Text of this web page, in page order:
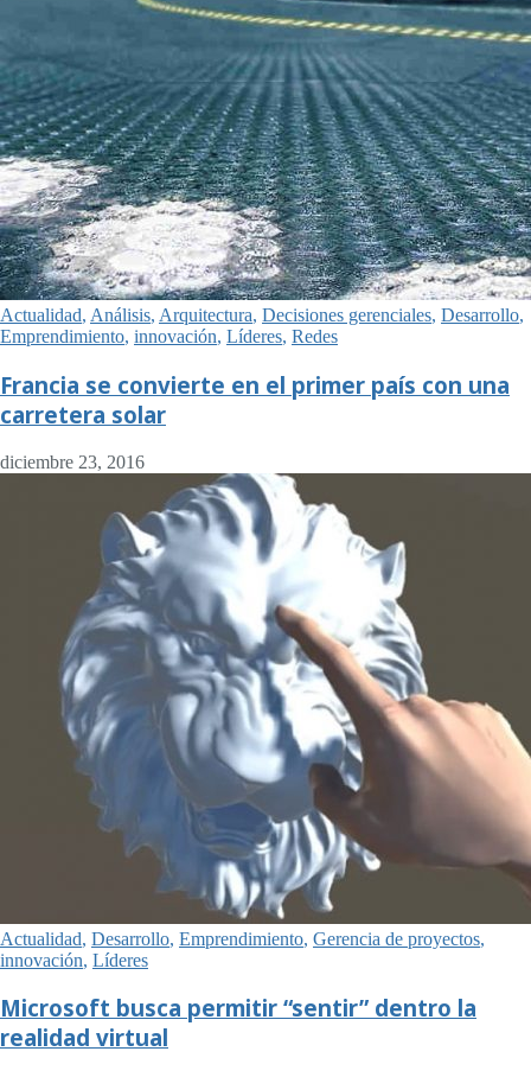
Actualidad, Análisis, Arquitectura, Decisiones gerenciales, Desarrollo,
Emprendimiento, innovación, Líderes, Redes
Francia se convierte en el primer país con una
carretera solar
diciembre 23, 2016
Actualidad, Desarrollo, Emprendimiento, Gerencia de proyectos,
innovación, Líderes
Microsoft busca permitir “sentir” dentro la
realidad virtual